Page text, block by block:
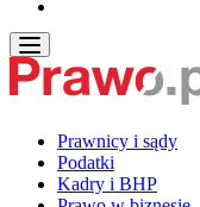
Prawnicy i sądy
Podatki
Kadry i BHP